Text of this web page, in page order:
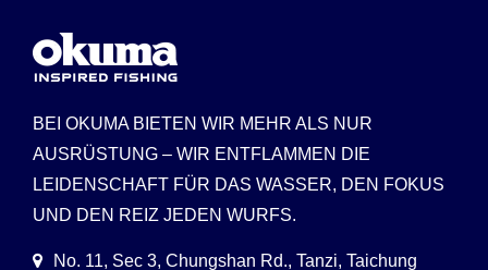
BEI OKUMA BIETEN WIR MEHR ALS NUR
AUSRÜSTUNG – WIR ENTFLAMMEN DIE
LEIDENSCHAFT FÜR DAS WASSER, DEN FOKUS
UND DEN REIZ JEDEN WURFS.
No. 11, Sec 3, Chungshan Rd., Tanzi, Taichung